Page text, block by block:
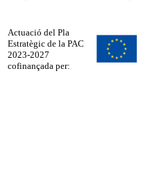
Actuació del Pla
Estratègic de la PAC
2023-2027
cofinançada per: